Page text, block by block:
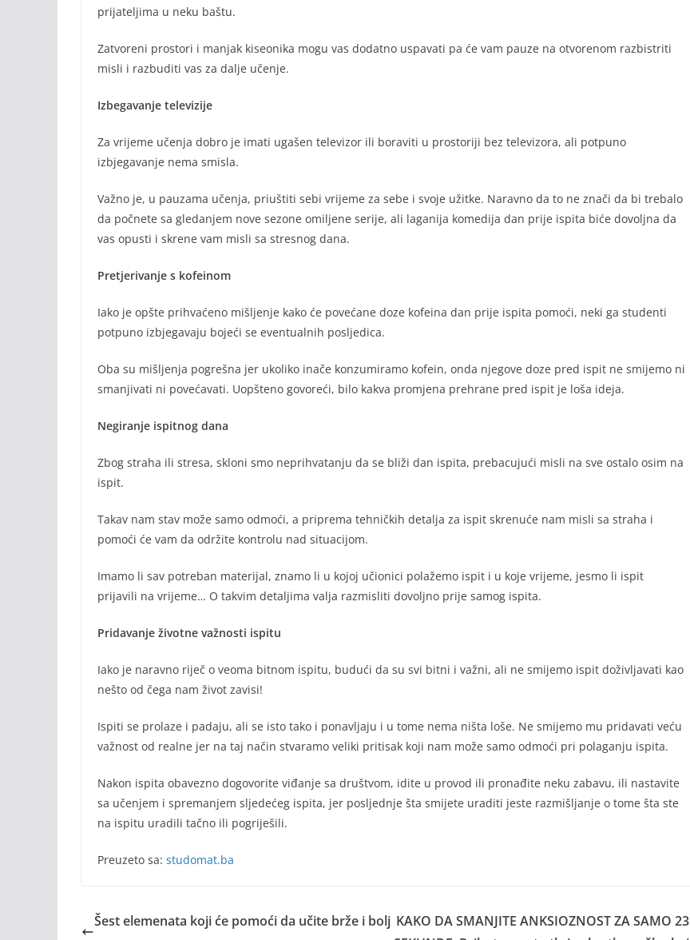
prijateljima u neku baštu.
Zatvoreni prostori i manjak kiseonika mogu vas dodatno uspavati pa će vam pauze na otvorenom razbistriti
misli i razbuditi vas za dalje učenje.
Izbegavanje televizije
Za vrijeme učenja dobro je imati ugašen televizor ili boraviti u prostoriji bez televizora, ali potpuno
izbjegavanje nema smisla.
Važno je, u pauzama učenja, priuštiti sebi vrijeme za sebe i svoje užitke. Naravno da to ne znači da bi trebalo
da počnete sa gledanjem nove sezone omiljene serije, ali laganija komedija dan prije ispita biće dovoljna da
vas opusti i skrene vam misli sa stresnog dana.
Pretjerivanje s kofeinom
Iako je opšte prihvaćeno mišljenje kako će povećane doze kofeina dan prije ispita pomoći, neki ga studenti
potpuno izbjegavaju bojeći se eventualnih posljedica.
Oba su mišljenja pogrešna jer ukoliko inače konzumiramo kofein, onda njegove doze pred ispit ne smijemo ni
smanjivati ni povećavati. Uopšteno govoreći, bilo kakva promjena prehrane pred ispit je loša ideja.
Negiranje ispitnog dana
Zbog straha ili stresa, skloni smo neprihvatanju da se bliži dan ispita, prebacujući misli na sve ostalo osim na
ispit.
Takav nam stav može samo odmoći, a priprema tehničkih detalja za ispit skrenuće nam misli sa straha i
pomoći će vam da održite kontrolu nad situacijom.
Imamo li sav potreban materijal, znamo li u kojoj učionici polažemo ispit i u koje vrijeme, jesmo li ispit
prijavili na vrijeme… O takvim detaljima valja razmisliti dovoljno prije samog ispita.
Pridavanje životne važnosti ispitu
Iako je naravno riječ o veoma bitnom ispitu, budući da su svi bitni i važni, ali ne smijemo ispit doživljavati kao
nešto od čega nam život zavisi!
Ispiti se prolaze i padaju, ali se isto tako i ponavljaju i u tome nema ništa loše. Ne smijemo mu pridavati veću
važnost od realne jer na taj način stvaramo veliki pritisak koji nam može samo odmoći pri polaganju ispita.
Nakon ispita obavezno dogovorite viđanje sa društvom, idite u provod ili pronađite neku zabavu, ili nastavite
sa učenjem i spremanjem sljedećeg ispita, jer posljednje šta smijete uraditi jeste razmišljanje o tome šta ste
na ispitu uradili tačno ili pogriješili.
Preuzeto sa: studomat.ba
Šest elemenata koji će pomoći da učite brže i bolj KAKO DA SMANJITE ANKSIOZNOST ZA SAMO 23